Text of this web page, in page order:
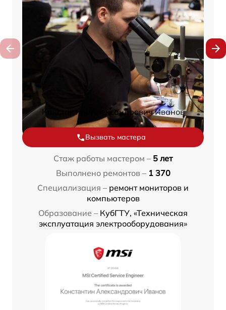
Константин Александрович Иванов
Вызвать мастера
Стаж работы мастером – 5 лет
Выполнено ремонтов – 1 370
Специализация – ремонт мониторов и
компьютеров
Образование – КубГТУ, «Техническая
эксплуатация электрооборудования»